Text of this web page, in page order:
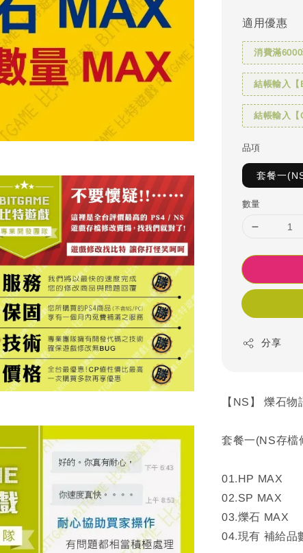
適用優惠
消費滿
結帳輸入【
結帳輸入【
品項
套餐一
數量
分享
【NS】 爍石
套餐一(NS存檔
01.HP MAX
02.SP MAX
03.爍石 MAX
04.現有 補給品